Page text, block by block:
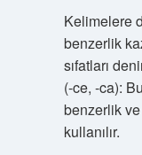
Kelimelere
benzerlik
sıfatları
(-ce, -ca):
benzerlik ve
kullanılır.